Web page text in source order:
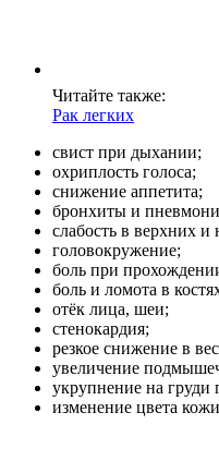
Читайте также:
Рак легких
свист при дыхании;
охриплость голоса;
снижение аппетита;
бронхиты и
слабость в верхних
головокружение;
боль при
боль и ломота в
отёк лица, шеи;
стенокардия;
резкое снижение в
увеличение
укрупнение на
изменение цвета